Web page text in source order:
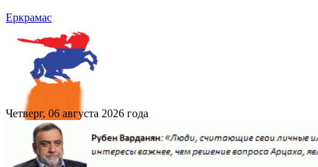
Еркрамас
Четверг, 06 августа 2026 года